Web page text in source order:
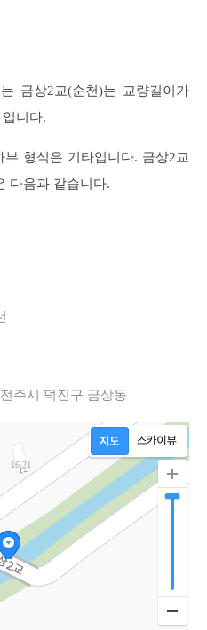
금상2교(순천)는 교량길이가
니다.
형식은 기타입니다. 금상2교
다음과 같습니다.
주시 덕진구 금상동